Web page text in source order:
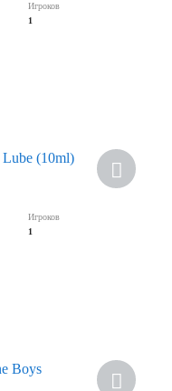
Игроков
1
Игроков
1